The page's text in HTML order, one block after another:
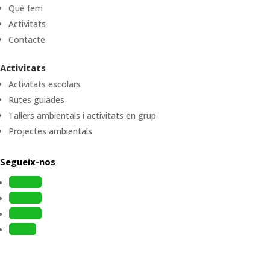
Què fem
Activitats
Contacte
Activitats
Activitats escolars
Rutes guiades
Tallers ambientals i activitats en grup
Projectes ambientals
Segueix-nos
Follow
Follow
Follow
Follow